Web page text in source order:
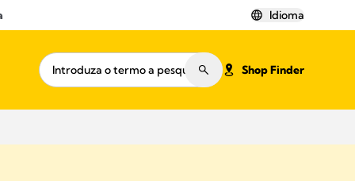
Idioma
Shop Finder